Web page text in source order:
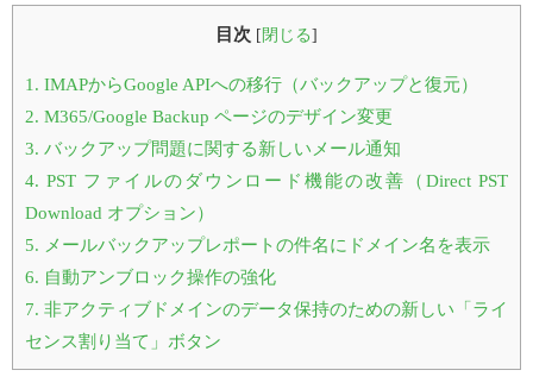
目次 [ 閉じる]
1. IMAPからGoogle APIへの移行（バックアップと復元）
2. M365/Google Backup ページのデザイン変更
3. バックアップ問題に関する新しいメール通知
4. PST ファイルのダウンロード機能の改善（Direct PST
Download オプション）
5. メールバックアップレポートの件名にドメイン名を表示
6. 自動アンブロック操作の強化
7. 非アクティブドメインのデータ保持のための新しい「ライ
センス割り当て」ボタン